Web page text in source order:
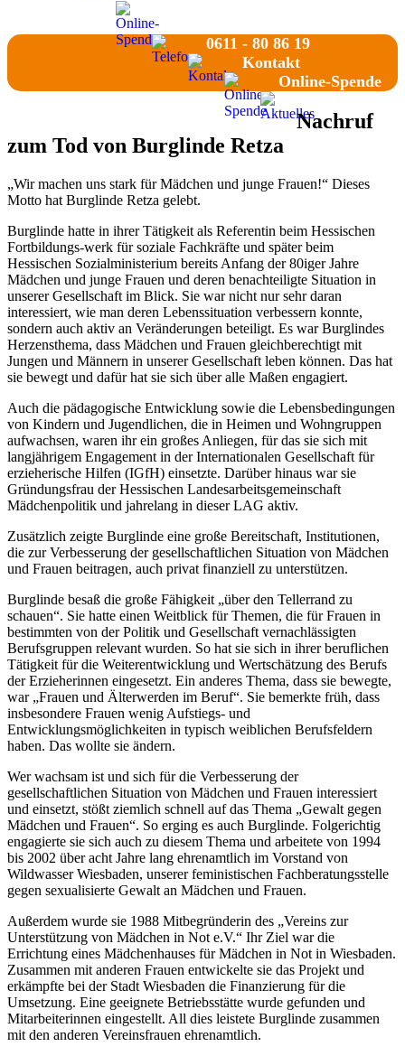
0611 - 80 86 19
Kontakt
Online-Spende
Nachruf
zum Tod von Burglinde Retza
„Wir machen uns stark für Mädchen und junge Frauen!“ Dieses
Motto hat Burglinde Retza gelebt.
Burglinde hatte in ihrer Tätigkeit als Referentin beim Hessischen
Fortbildungs-werk für soziale Fachkräfte und später beim
Hessischen Sozialministerium bereits Anfang der 80iger Jahre
Mädchen und junge Frauen und deren benachteiligte Situation in
unserer Gesellschaft im Blick. Sie war nicht nur sehr daran
interessiert, wie man deren Lebenssituation verbessern konnte,
sondern auch aktiv an Veränderungen beteiligt. Es war Burglindes
Herzensthema, dass Mädchen und Frauen gleichberechtigt mit
Jungen und Männern in unserer Gesellschaft leben können. Das hat
sie bewegt und dafür hat sie sich über alle Maßen engagiert.
Auch die pädagogische Entwicklung sowie die Lebensbedingungen
von Kindern und Jugendlichen, die in Heimen und Wohngruppen
aufwachsen, waren ihr ein großes Anliegen, für das sie sich mit
langjährigem Engagement in der Internationalen Gesellschaft für
erzieherische Hilfen (IGfH) einsetzte. Darüber hinaus war sie
Gründungsfrau der Hessischen Landesarbeitsgemeinschaft
Mädchenpolitik und jahrelang in dieser LAG aktiv.
Zusätzlich zeigte Burglinde eine große Bereitschaft, Institutionen,
die zur Verbesserung der gesellschaftlichen Situation von Mädchen
und Frauen beitragen, auch privat finanziell zu unterstützen.
Burglinde besaß die große Fähigkeit „über den Tellerrand zu
schauen“. Sie hatte einen Weitblick für Themen, die für Frauen in
bestimmten von der Politik und Gesellschaft vernachlässigten
Berufsgruppen relevant wurden. So hat sie sich in ihrer beruflichen
Tätigkeit für die Weiterentwicklung und Wertschätzung des Berufs
der Erzieherinnen eingesetzt. Ein anderes Thema, dass sie bewegte,
war „Frauen und Älterwerden im Beruf“. Sie bemerkte früh, dass
insbesondere Frauen wenig Aufstiegs- und
Entwicklungsmöglichkeiten in typisch weiblichen Berufsfeldern
haben. Das wollte sie ändern.
Wer wachsam ist und sich für die Verbesserung der
gesellschaftlichen Situation von Mädchen und Frauen interessiert
und einsetzt, stößt ziemlich schnell auf das Thema „Gewalt gegen
Mädchen und Frauen“. So erging es auch Burglinde. Folgerichtig
engagierte sie sich auch zu diesem Thema und arbeitete von 1994
bis 2002 über acht Jahre lang ehrenamtlich im Vorstand von
Wildwasser Wiesbaden, unserer feministischen Fachberatungsstelle
gegen sexualisierte Gewalt an Mädchen und Frauen.
Außerdem wurde sie 1988 Mitbegründerin des „Vereins zur
Unterstützung von Mädchen in Not e.V.“ Ihr Ziel war die
Errichtung eines Mädchenhauses für Mädchen in Not in Wiesbaden.
Zusammen mit anderen Frauen entwickelte sie das Projekt und
erkämpfte bei der Stadt Wiesbaden die Finanzierung für die
Umsetzung. Eine geeignete Betriebsstätte wurde gefunden und
Mitarbeiterinnen eingestellt. All dies leistete Burglinde zusammen
mit den anderen Vereinsfrauen ehrenamtlich.